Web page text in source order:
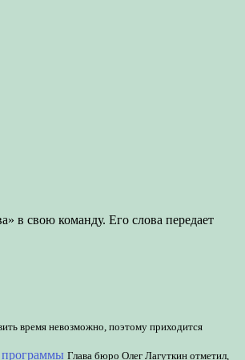
в свою команду. Его слова передает
время невозможно, поэтому приходится
программы Глава бюро Олег Лагуткин отметил,